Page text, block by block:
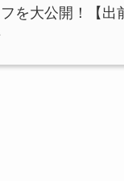
を大公開！【出